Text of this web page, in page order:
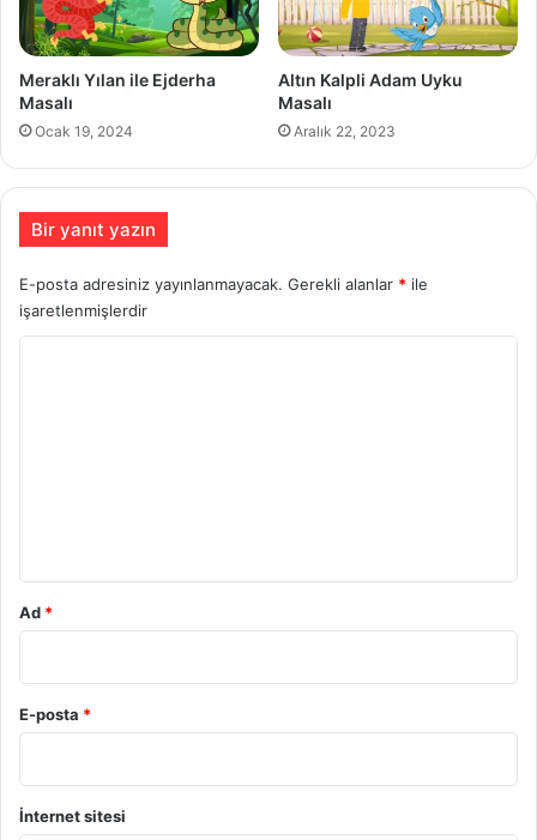
Meraklı Yılan ile Ejderha
Masalı
Ocak 19, 2024
Altın Kalpli Adam Uyku
Masalı
Aralık 22, 2023
Bir yanıt yazın
E-posta adresiniz yayınlanmayacak. Gerekli alanlar * ile
işaretlenmişlerdir
Ad *
E-posta *
İnternet sitesi